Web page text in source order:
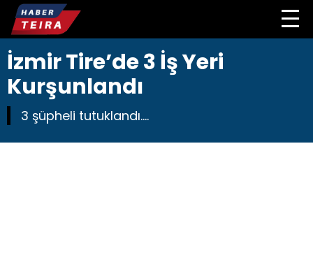
İzmir Tire’de 3 İş Yeri
Kurşunlandı
3 şüpheli tutuklandı....